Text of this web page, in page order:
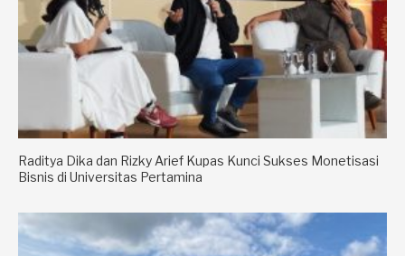
Raditya Dika dan Rizky Arief Kupas Kunci Sukses Monetisasi
Bisnis di Universitas Pertamina